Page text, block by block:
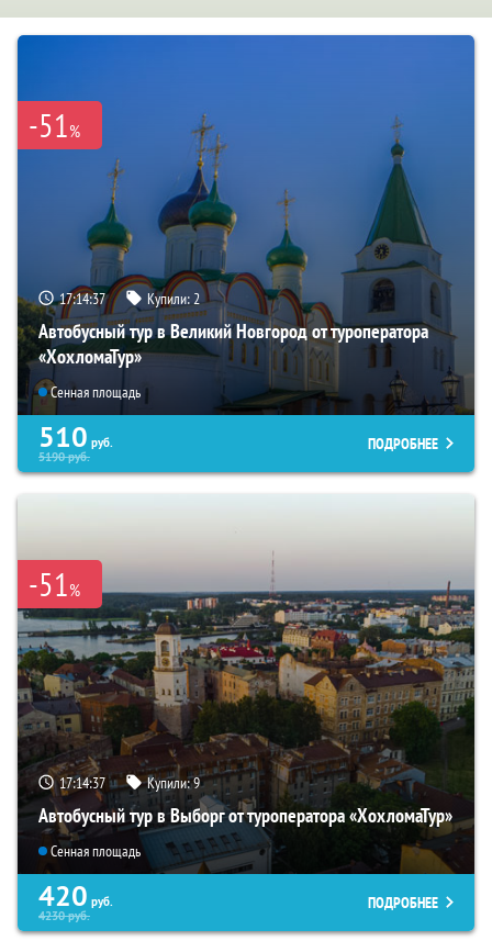
-51%
17:14:35 Купили:2
Автобусный тур в Великий Новгород от туроператора
«ХохломаТур»
Сенная площадь
510 руб.
5190руб.
ПОДРОБНЕЕ
-51%
17:14:35 Купили:9
Автобусный тур в Выборг от туроператора «ХохломаТур»
Сенная площадь
420 руб.
4230руб.
ПОДРОБНЕЕ